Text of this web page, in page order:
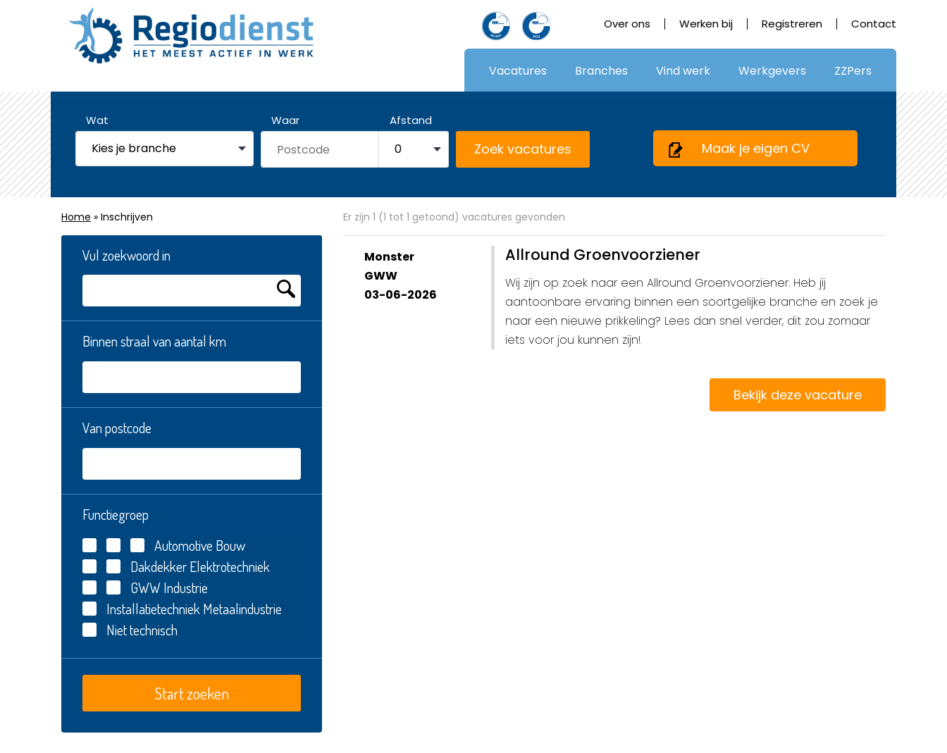
Over ons Werken bij Registreren Contact
Vacatures Branches Vind werk Werkgevers ZZPers
Wat Waar Afstand
Maak je eigen CV
Home » Inschrijven Er zijn 1 (1 tot 1 getoond) vacatures gevonden
Vul zoekwoord in
Binnen straal van aantal km
Van postcode
Functiegroep
Automotive Bouw
DakdekkerElektrotechniek
GWWIndustrie
Installatietechniek Metaalindustrie
Niet technisch
Monster
GWW
03-06-2026
Allround Groenvoorziener
Wij zijn op zoek naar een Allround Groenvoorziener. Heb jij
aantoonbare ervaring binnen een soortgelijke branche en zoek je
naar een nieuwe prikkeling? Lees dan snel verder, dit zou zomaar
iets voor jou kunnen zijn!
Bekijk deze vacature